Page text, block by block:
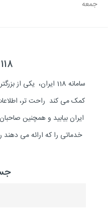
جمعه
۱۱۸ ایران
سامانه 118 ایران،
کمک می کند راحت تر،
ایران بیابید و همچنین
خدماتی را که ارائه می دهند